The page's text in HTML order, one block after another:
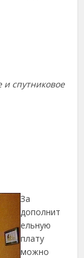
и спутниковое
За
дополнит
ельную
плату
можно